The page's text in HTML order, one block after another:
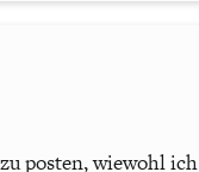
posten, wiewohl ich